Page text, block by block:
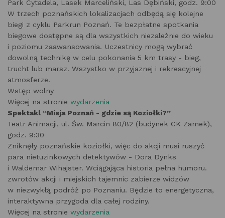
Park Cytadela, Lasek Marceliński, Las Dębiński, godz. 9:00
W trzech poznańskich lokalizacjach odbędą się kolejne
biegi z cyklu Parkrun Poznań. Te bezpłatne spotkania
biegowe dostępne są dla wszystkich niezależnie do wieku
i poziomu zaawansowania. Uczestnicy mogą wybrać
dowolną technikę w celu pokonania 5 km trasy - bieg,
trucht lub marsz. Wszystko w przyjaznej i rekreacyjnej
atmosferze.
Wstęp wolny
Więcej na stronie wydarzenia
Spektakl “Misja Poznań - gdzie są Koziołki?”
Teatr Animacji, ul. Św. Marcin 80/82 (budynek CK Zamek),
godz. 9:30
Zniknęły poznańskie koziołki, więc do akcji musi ruszyć
para nietuzinkowych detektywów - Dora Dynks
i Waldemar Wihajster. Wciągająca historia pełna humoru.
zwrotów akcji i miejskich tajemnic zabierze widzów
w niezwykłą podróż po Poznaniu. Będzie to energetyczna,
interaktywna przygoda dla całej rodziny.
Więcej na stronie wydarzenia